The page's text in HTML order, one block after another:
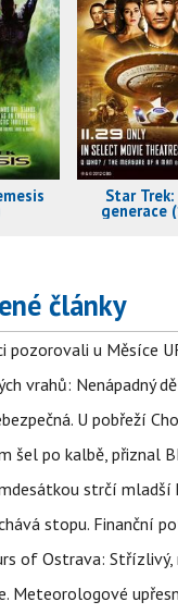
Star Trek:
generace
články
pozorovali u Měsíce
vrahů: Nenápadný
U pobřeží
šel po kalbě, přiznal
strčí mladší
stopu. Finanční
of Ostrava:
Meteorologové